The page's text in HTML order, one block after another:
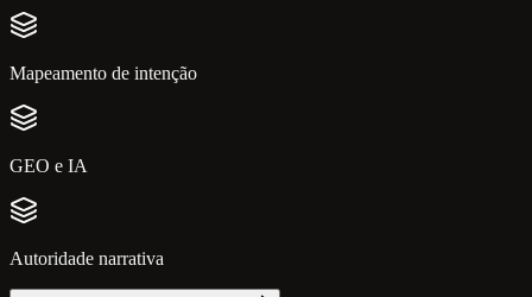
Mapeamento de intenção
GEO e IA
Autoridade narrativa